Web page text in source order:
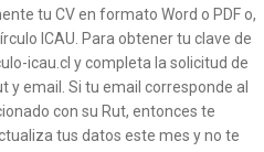
tu CV en formato Word o PDF o,
ICAU. Para obtener tu clave de
icau.cl y completa la solicitud de
y email. Si tu email corresponde al
con su Rut, entonces te
tus datos este mes y no te